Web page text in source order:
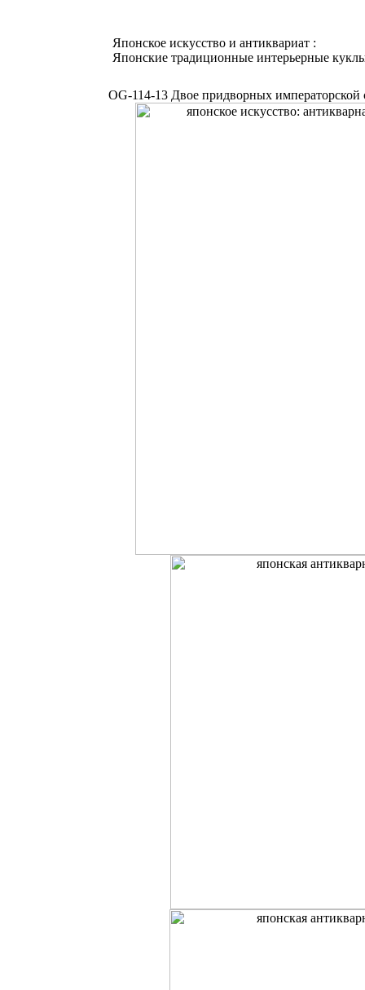
Японское искусство и антиквариат :
Японские традиционные интерьерные
OG-114-13 Двое придворных